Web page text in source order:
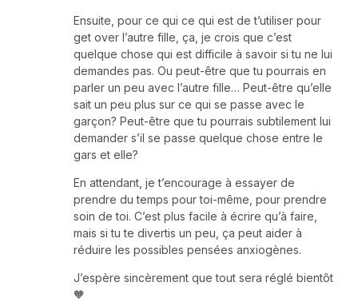
Ensuite, pour ce qui ce qui est de t’utiliser pour
get over l’autre fille, ça, je crois que c’est
quelque chose qui est difficile à savoir si tu ne lui
demandes pas. Ou peut-être que tu pourrais en
parler un peu avec l’autre fille… Peut-être qu’elle
sait un peu plus sur ce qui se passe avec le
garçon? Peut-être que tu pourrais subtilement lui
demander s’il se passe quelque chose entre le
gars et elle?
En attendant, je t’encourage à essayer de
prendre du temps pour toi-même, pour prendre
soin de toi. C’est plus facile à écrire qu’à faire,
mais si tu te divertis un peu, ça peut aider à
réduire les possibles pensées anxiogènes.
J’espère sincèrement que tout sera réglé bientôt
🧡